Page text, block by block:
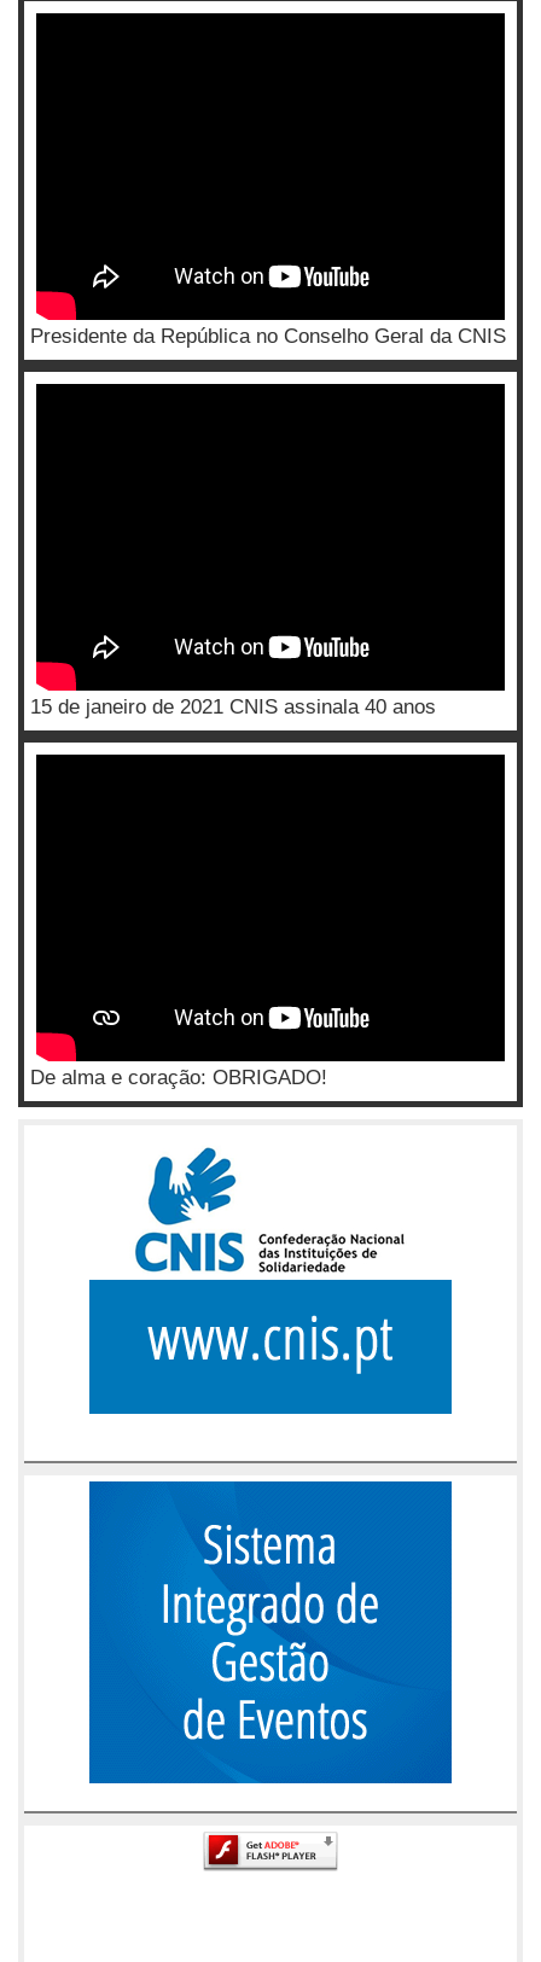
Presidente da República no Conselho Geral da CNIS
15 de janeiro de 2021 CNIS assinala 40 anos
De alma e coração: OBRIGADO!